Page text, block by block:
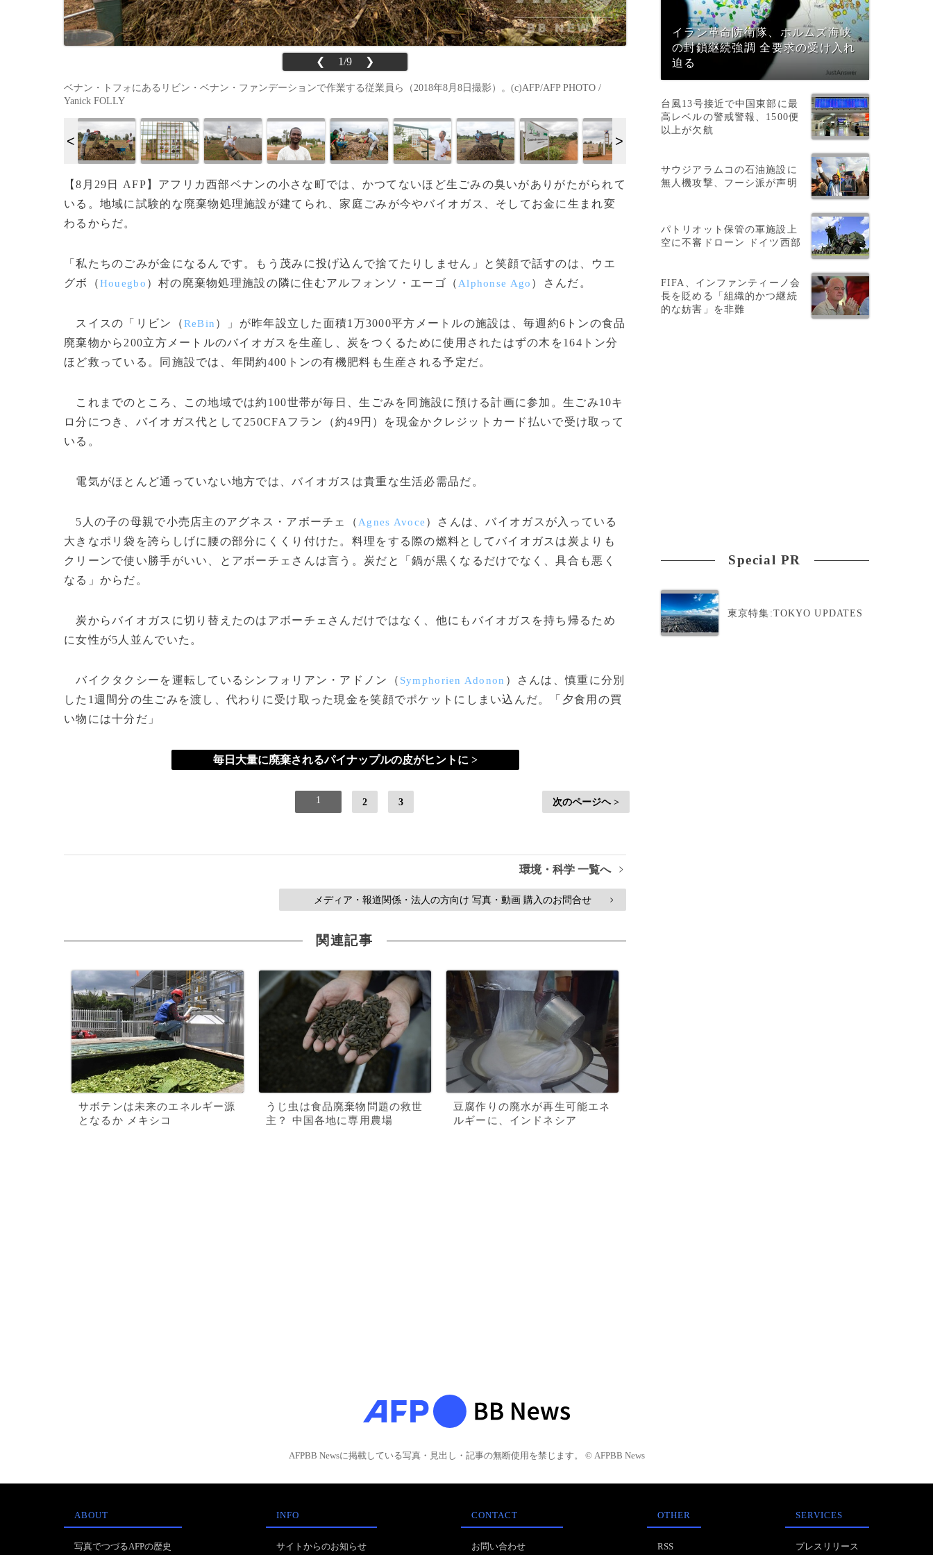
❮ 1/9 ❯
ベナン・トフォにあるリビン・ベナン・ファンデーションで作業する従業員ら（2018年8月8日撮影）。(c)AFP/AFP PHOTO /
Yanick FOLLY
【8月29日 AFP】アフリカ西部ベナンの小さな町では、かつてないほど生ごみの臭いがありがたがられて
いる。地域に試験的な廃棄物処理施設が建てられ、家庭ごみが今やバイオガス、そしてお金に生まれ変
わるからだ。
「私たちのごみが金になるんです。もう茂みに投げ込んで捨てたりしません」と笑顔で話すのは、ウエ
グボ（Houegbo ）村の廃棄物処理施設の隣に住むアルフォンソ・エーゴ（ Alphonse Ago ）さんだ。
スイスの「リビン（ReBin ）」が昨年設立した面積1万3000平方メートルの施設は、毎週約6トンの食品
廃棄物から200立方メートルのバイオガスを生産し、炭をつくるために使用されたはずの木を164トン分
ほど救っている。同施設では、年間約400トンの有機肥料も生産される予定だ。
これまでのところ、この地域では約100世帯が毎日、生ごみを同施設に預ける計画に参加。生ごみ10キ
ロ分につき、バイオガス代として250CFAフラン（約49円）を現金かクレジットカード払いで受け取って
いる。
電気がほとんど通っていない地方では、バイオガスは貴重な生活必需品だ。
5人の子の母親で小売店主のアグネス・アボーチェ（ Agnes Avoce ）さんは、バイオガスが入っている
大きなポリ袋を誇らしげに腰の部分にくくり付けた。料理をする際の燃料としてバイオガスは炭よりも
クリーンで使い勝手がいい、とアボーチェさんは言う。炭だと「鍋が黒くなるだけでなく、具合も悪く
なる」からだ。
炭からバイオガスに切り替えたのはアボーチェさんだけではなく、他にもバイオガスを持ち帰るため
に女性が5人並んでいた。
バイクタクシーを運転しているシンフォリアン・アドノン（ Symphorien Adonon ）さんは、慎重に分別
した1週間分の生ごみを渡し、代わりに受け取った現金を笑顔でポケットにしまい込んだ。「夕食用の買
い物には十分だ」
毎日大量に廃棄されるパイナップルの皮がヒントに >
1 2 3 次のページヘ >
環境・科学 一覧へ >
メディア・報道関係・法人の方向け 写真・動画 購入のお問合せ >
関連記事
サボテンは未来のエネルギー源
となるか メキシコ
うじ虫は食品廃棄物問題の救世
主？ 中国各地に専用農場
豆腐作りの廃水が再生可能エネ
ルギーに、インドネシア
イラン革命防衛隊、ホルムズ海峡
の封鎖継続強調 全要求の受け入れ
迫る
台風13号接近で中国東部に最
高レベルの警戒警報、1500便
以上が欠航
サウジアラムコの石油施設に
無人機攻撃、フーシ派が声明
パトリオット保管の軍施設上
空に不審ドローン ドイツ西部
FIFA、インファンティーノ会
長を貶める「組織的かつ継続
的な妨害」を非難
Special PR
東京特集:TOKYO UPDATES
AFPBB Newsに掲載している写真・見出し・記事の無断使用を禁じます。 © AFPBB News
ABOUT
写真でつづるAFPの歴史
INFO
サイトからのお知らせ
CONTACT
お問い合わせ
OTHER
RSS
SERVICES
プレスリリース